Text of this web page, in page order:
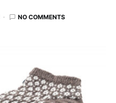
NO COMMENTS